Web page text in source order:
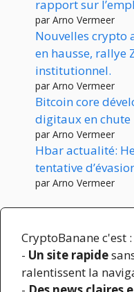
rapport sur
par Arno Vermeer
Nouvelles crypto
en hausse, rallye
institutionnel.
par Arno Vermeer
Bitcoin core
digitaux en chute
par Arno Vermeer
Hbar actualité:
tentative
par Arno Vermeer
CryptoBanane c'est :
- Un site rapide
ralentissent la